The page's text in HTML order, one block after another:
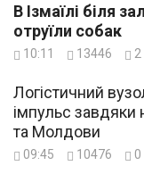
В Ізмаїлі біля
отруїли собак
10:11 13446 2
Логістичний
імпульс
та Молдови
09:45 10476 0